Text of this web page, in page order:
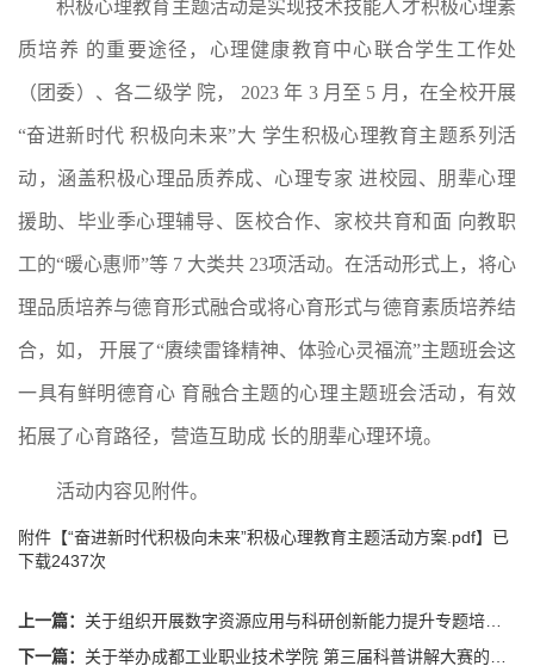
积极心理教育主题活动是实现技术技能人才积极心理素
质培养 的重要途径，心理健康教育中心联合学生工作处
（团委）、各二级学 院， 2023 年 3 月至 5 月，在全校开展
“奋进新时代 积极向未来”大 学生积极心理教育主题系列活
动，涵盖积极心理品质养成、心理专家 进校园、朋辈心理
援助、毕业季心理辅导、医校合作、家校共育和面 向教职
工的“暖心惠师”等 7 大类共 23项活动。在活动形式上，将心
理品质培养与德育形式融合或将心育形式与德育素质培养结
合，如， 开展了“赓续雷锋精神、体验心灵福流”主题班会这
一具有鲜明德育心 育融合主题的心理主题班会活动，有效
拓展了心育路径，营造互助成 长的朋辈心理环境。
活动内容见附件。
附件【“奋进新时代积极向未来”积极心理教育主题活动方案.pdf】已
下载2437次
上一篇： 关于组织开展数字资源应用与科研创新能力提升专题培训会的通知
下一篇： 关于举办成都工业职业技术学院 第三届科普讲解大赛的通知